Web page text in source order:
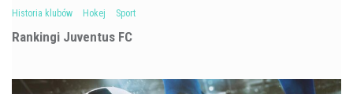
Historia klubów Hokej Sport
Rankingi Juventus FC